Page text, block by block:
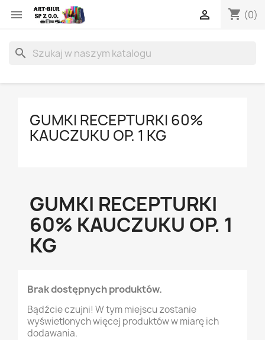
 shopping_cart (0)

search
GUMKI RECEPTURKI 60%
KAUCZUKU OP. 1 KG
GUMKI RECEPTURKI
60% KAUCZUKU OP. 1
KG
Brak dostępnych produktów.
Bądźcie czujni! W tym miejscu zostanie
wyświetlonych więcej produktów w miarę ich
dodawania.